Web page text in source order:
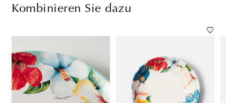
Kombinieren Sie dazu